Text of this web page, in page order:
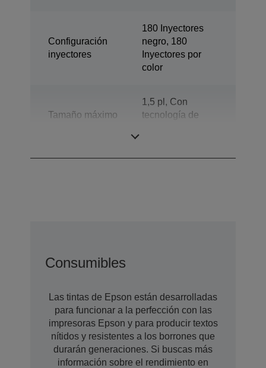
Configuración
inyectores
180 Inyectores
negro, 180
Inyectores por
color
Tamaño máximo
1,5 pl, Con
tecnología de
Consumibles
Las tintas de Epson están desarrolladas
para funcionar a la perfección con las
impresoras Epson y para producir textos
nítidos y resistentes a los borrones que
durarán generaciones. Si buscas más
información sobre el rendimiento en